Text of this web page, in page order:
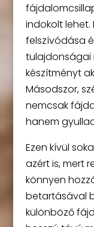
indokolt lehet.
felszívódása
tulajdonságai
készítményt
Másodszor,
nemcsak
hanem
Ezen kívül
azért is, mert
könnyen
betartásával
különböző